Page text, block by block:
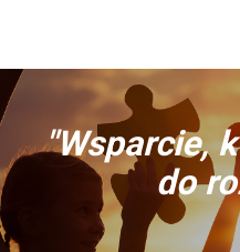
"Wsparcie,
do